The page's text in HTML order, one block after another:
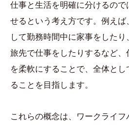
仕事と生活を明確に分けるので
せるという考え方です。例えば
して勤務時間中に家事をした
旅先で仕事をしたりするなど
を柔軟にすることで、全体と
ることを目指します。
これらの概念は、ワークライ